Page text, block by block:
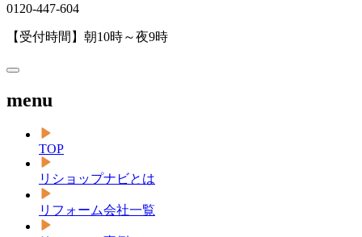
0120-447-604
【受付時間】朝10時～夜9時
menu
TOP
リショップナビとは
リフォーム会社一覧